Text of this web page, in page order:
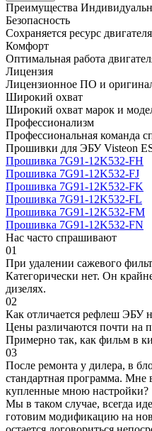
Преимущества
Безопасность
Сохраняется ресурс
Комфорт
Оптимальная работа
Лицензия
Лицензионное ПО и
Широкий охват
Широкий охват марок и
Профессионализм
Профессиональная команда
Прошивки для ЭБУ Visteon
Прошивка 7G91-12K532-FH
Прошивка 7G91-12K532-FJ
Прошивка 7G91-12K532-FK
Прошивка 7G91-12K532-FL
Прошивка 7G91-12K532-FM
Прошивка 7G91-12K532-FN
Нас часто спрашивают
01
При удалении сажевого
Категорически нет. Он
дизелях.
02
Как отличается рефлеш ЭБУ
Цены различаются почти на
Примерно так, как фильм в
03
После ремонта у дилера, в
стандартная программа. Мне
купленные мною настройки?
Мы в таком случае, всегда
готовим модификацию на